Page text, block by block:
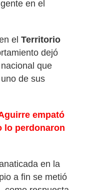
en el
el Territorio
dejó
que
de sus
empató
lo perdonaron
en la
a fin se metió